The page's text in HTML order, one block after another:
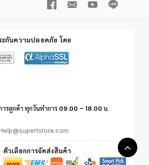
ะกันความปลอดภัย โดย
ารลูกค้า ทุกวันทำการ 09.00 – 18.00 น.
ตัวเลือกการจัดส่งสินค้า